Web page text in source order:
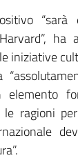
“sarà
ha
iniziative
ragioni